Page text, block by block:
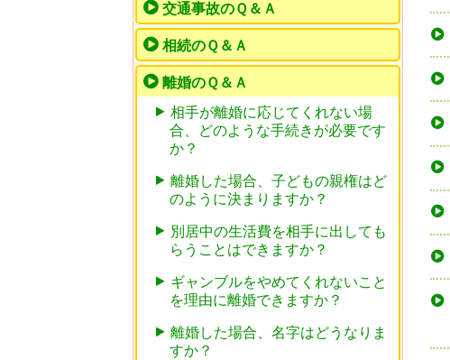
交通事故のＱ＆Ａ
相続のＱ＆Ａ
離婚のＱ＆Ａ
相手が離婚に応じてくれない場
合、どのような手続きが必要です
か？
離婚した場合、子どもの親権はど
のように決まりますか？
別居中の生活費を相手に出しても
らうことはできますか？
ギャンブルをやめてくれないこと
を理由に離婚できますか？
離婚した場合、名字はどうなりま
すか？